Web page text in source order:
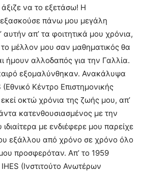
να το εξετάσω! Η
εξασκούσε πάνω μου μεγάλη
αυτήν απ’ τα φοιτητικά μου χρόνια,
μέλλον μου σαν μαθηματικός θα
ήμουν αλλοδαπός για την Γαλλία.
εξομαλύνθηκαν. Ανακάλυψα
Κέντρο Επιστημονικής
οκτώ χρόνια της ζωής μου, απ’
κατενθουσιασμένος με την
ιδιαίτερα με ενδιέφερε μου παρείχε
εξάλλου από χρόνο σε χρόνο όλο
προσφερόταν. Απ’ το 1959
(Ινστιτούτο Ανωτέρων